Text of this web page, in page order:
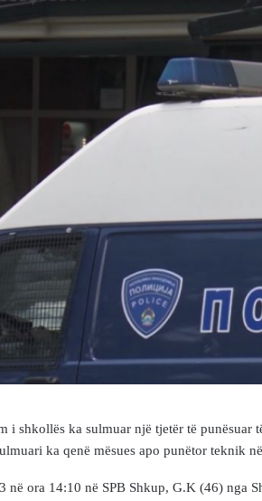
i shkollës ka sulmuar një tjetër të
ka qenë mësues apo punëtor teknik
në ora 14:10 në SPB Shkup, G.K (46) nga